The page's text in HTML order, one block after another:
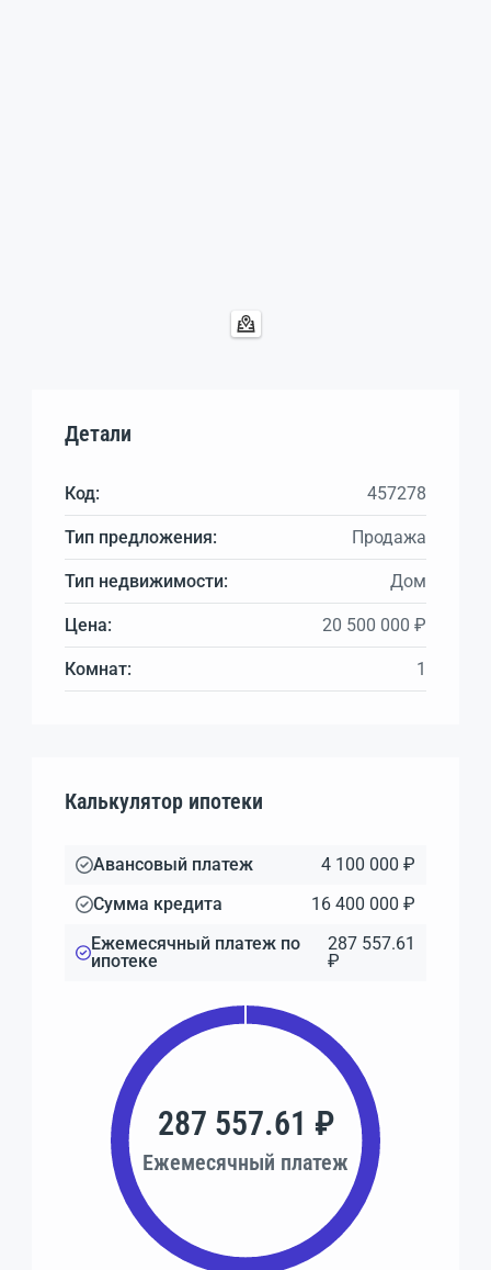
Детали
Код: 457278
Тип предложения: Продажа
Тип недвижимости: Дом
Цена: 20 500 000 ₽
Комнат: 1
Калькулятор ипотеки
Авансовый платеж
4 100 000 ₽
Сумма кредита
16 400 000 ₽
Ежемесячный платеж по
ипотеке
287 557.61
₽
287 557.61 ₽
Ежемесячный платеж